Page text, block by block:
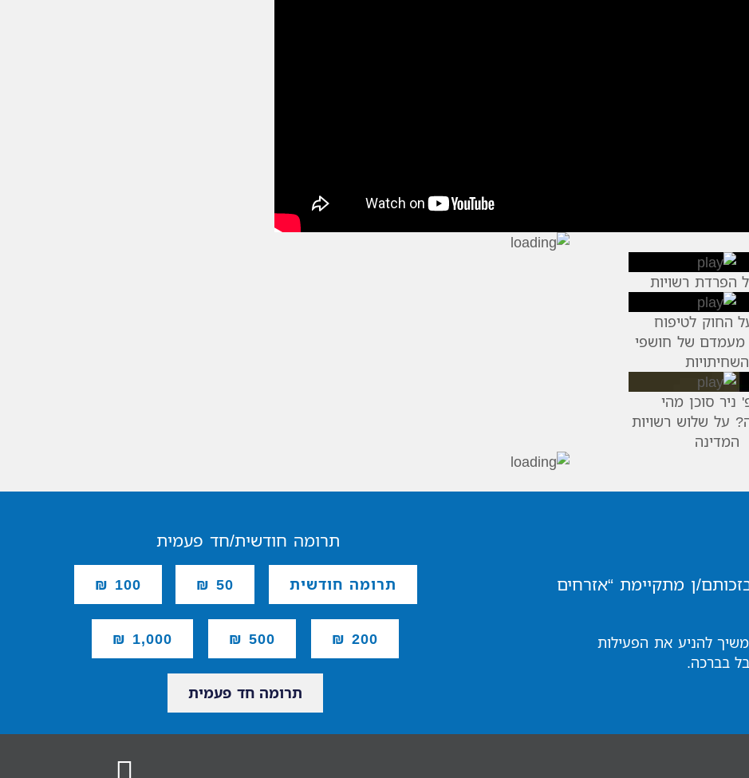
הפרדת רשויות
החוק לטיפוח
מעמדם של חושפי
השחיתויות
ניר סוכן מהי
על שלוש רשויות
המדינה
ן מתקיימת “אזרחים
להניע את הפעילות
בברכה.
תרומה חודשית/חד פעמית
תרומה חודשית 50 ₪
100 ₪
200 ₪
500 ₪
1,000 ₪
תרומה חד פעמית